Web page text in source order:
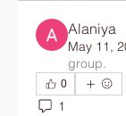
Alaniya
May 11,
group.
0
1